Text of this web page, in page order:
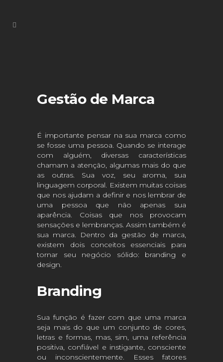
Gestão de Marca
É importante pensar na sua marca como
se fosse uma pessoa. Quando se interage
com alguém, diversas características
chamam a atenção, algumas mais do que
as outras. Sua voz, seu aroma, sua
linguagem corporal. Existem muitas coisas
que nos ajudam a definir e nos lembrar de
uma pessoa que não apenas sua
aparência. Coisas que nos provocam
sensações e lembranças. Assim também é
sua marca. Dentro da gestão de marca,
existem dois conceitos essenciais para
tornar seu negócio sólido: branding e
design.
Branding
Sua função é fazer com que uma marca
seja mais do que um conjunto de cores,
letras e formas, mas, sim, uma referência
positiva, confiável e instigante, consciente
ou inconscientemente. Esses fatores